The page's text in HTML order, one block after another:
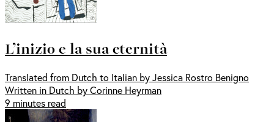
L’inizio e la sua eternità
Translated from Dutch to Italian by Jessica Rostro Benigno
Written in Dutch by Corinne Heyrman
9 minutes read